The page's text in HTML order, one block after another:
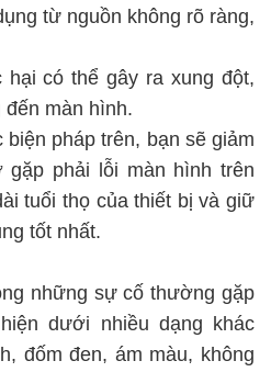
từ nguồn không rõ ràng,
hại có thể gây ra xung đột,
màn hình.
biện pháp trên, bạn sẽ giảm
gặp phải lỗi màn hình trên
tuổi thọ của thiết bị và giữ
tốt nhất.
những sự cố thường gặp
dưới nhiều dạng khác
đốm đen, ám màu, không